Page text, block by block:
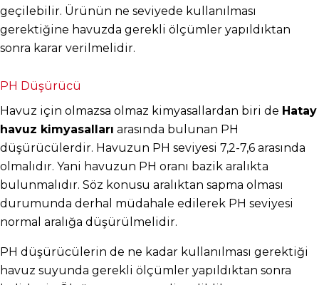
geçilebilir. Ürünün ne seviyede kullanılması
gerektiğine havuzda gerekli ölçümler yapıldıktan
sonra karar verilmelidir.
PH Düşürücü
Havuz için olmazsa olmaz kimyasallardan biri de Hatay
havuz kimyasalları arasında bulunan PH
düşürücülerdir. Havuzun PH seviyesi 7,2-7,6 arasında
olmalıdır. Yani havuzun PH oranı bazik aralıkta
bulunmalıdır. Söz konusu aralıktan sapma olması
durumunda derhal müdahale edilerek PH seviyesi
normal aralığa düşürülmelidir.
PH düşürücülerin de ne kadar kullanılması gerektiği
havuz suyunda gerekli ölçümler yapıldıktan sonra